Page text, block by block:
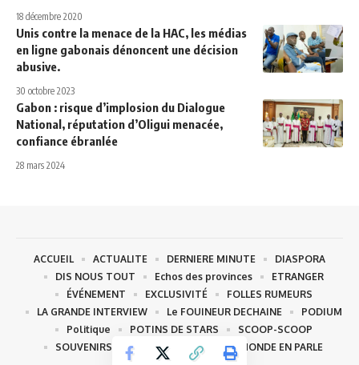
18 décembre 2020
Unis contre la menace de la HAC, les médias
en ligne gabonais dénoncent une décision
abusive.
30 octobre 2023
Gabon : risque d’implosion du Dialogue
National, réputation d’Oligui menacée,
confiance ébranlée
28 mars 2024
ACCUEIL ACTUALITE DERNIERE MINUTE
DIASPORA
DIS NOUS TOUT
Echos des provinces
ETRANGER
ÉVÉNEMENT
EXCLUSIVITÉ
FOLLES RUMEURS
LA GRANDE INTERVIEW
Le FOUINEUR DECHAINE
PODIUM
Politique
POTINS DE STARS
SCOOP-SCOOP
SOUVENIRS- SOUVENIRS
TOUT LE MONDE EN PARLE